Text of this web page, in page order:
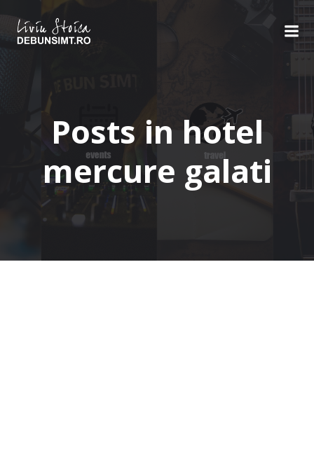
Posts in hotel
mercure galati